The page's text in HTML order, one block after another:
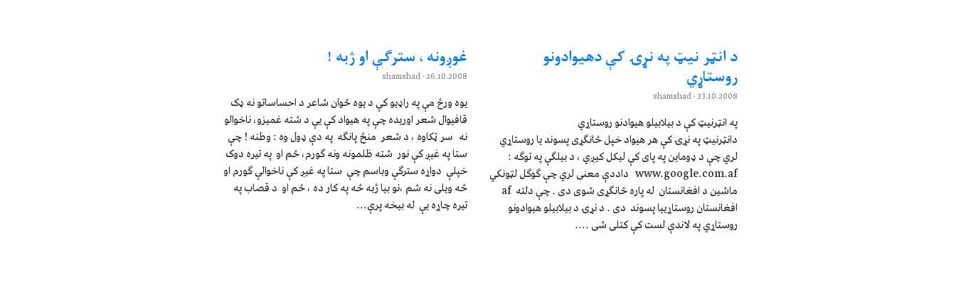
د انټر نيټ په نړۍ کې دهيوادونو
روستاړي
23.10.2008
- shamshad
په انټرنيټ کې د بيلابيلو هيوادنو روستاړي
دانټرنيټ په نړۍ کې هر هيواد خپل ځانګړی پسوند يا روستاړي
لري چې د ډوماين په پای کې ليکل کيږي ، د بيلګې په توګه :
www.google.com.af داددې معنی لري چې ګوګل لټونکي
افغانستان روستاړیيا پسوند دی . د نړۍ د بيلابيلو هيوادونو
روستاړي په لاندې لست کې کتلی شی ....
غوږونه ، سترګې او ژبه !
26.10.2008
- shamshad
يوه ورځ مې په راډيو کې د يوه ځوان شاعر د احساساتو نه ډک
قافيوال شعر اوريده چې په هيواد کې يې د شته غميزو، ناخوالو
نه سر ټکاوه ، د شعر منځ پانګه په دې ډول وه : وطنه ! چې
ستا په غيږ کې نور شته ظلمونه ونه ګورم، ځم او په تيره دوک
خپلې دواړه سترګې وباسم چې ستا په غيږ کې ناخوالې ګورم او
څه ويلی نه شم ،نو بيا ژبه څه په کار ده ، ځم او د قصاب په
تيره چاړه يې له بيخه پرې...